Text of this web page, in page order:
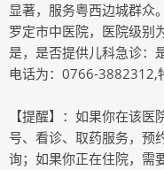
显著，服务粤西边城群众。
罗定市中医院，医院级别
是，是否提供儿科急诊：
电话为：0766-3882312,
【提醒】：如果你在该
号、看诊、取药服务，预
询；如果你正在住院，需